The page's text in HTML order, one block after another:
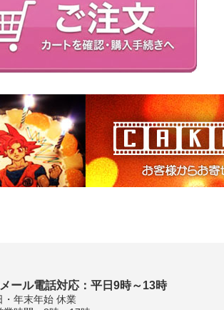
ール電話対応：平日9時～13時
・年末年始 休業